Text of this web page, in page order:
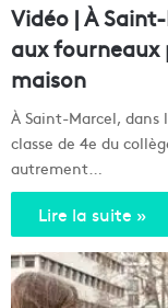
Vidéo | À
aux
maison
À Saint-Marcel, dans
classe de 4e du
autrement…
Lire la suite »